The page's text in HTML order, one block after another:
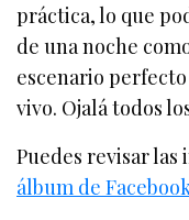
práctica, lo que
de una noche
escenario
vivo. Ojalá todos
Puedes revisar
álbum de